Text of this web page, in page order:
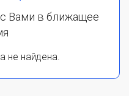
Вами в ближащее
не найдена.